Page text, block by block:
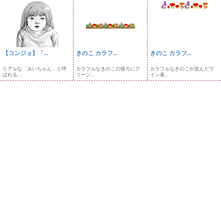
【コンジョ】「...
リアルな「みいちゃん」と呼
ばれる...
きのこ カラフ...
カラフルなきのこの後ろにグ
リーン...
きのこ カラフ...
カラフルなきのこが並んだラ
イン素...